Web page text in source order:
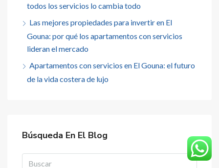
todos los servicios lo cambia todo
Las mejores propiedades para invertir en El
Gouna: por qué los apartamentos con servicios
lideran el mercado
Apartamentos con servicios en El Gouna: el futuro
de la vida costera de lujo
Búsqueda En El Blog